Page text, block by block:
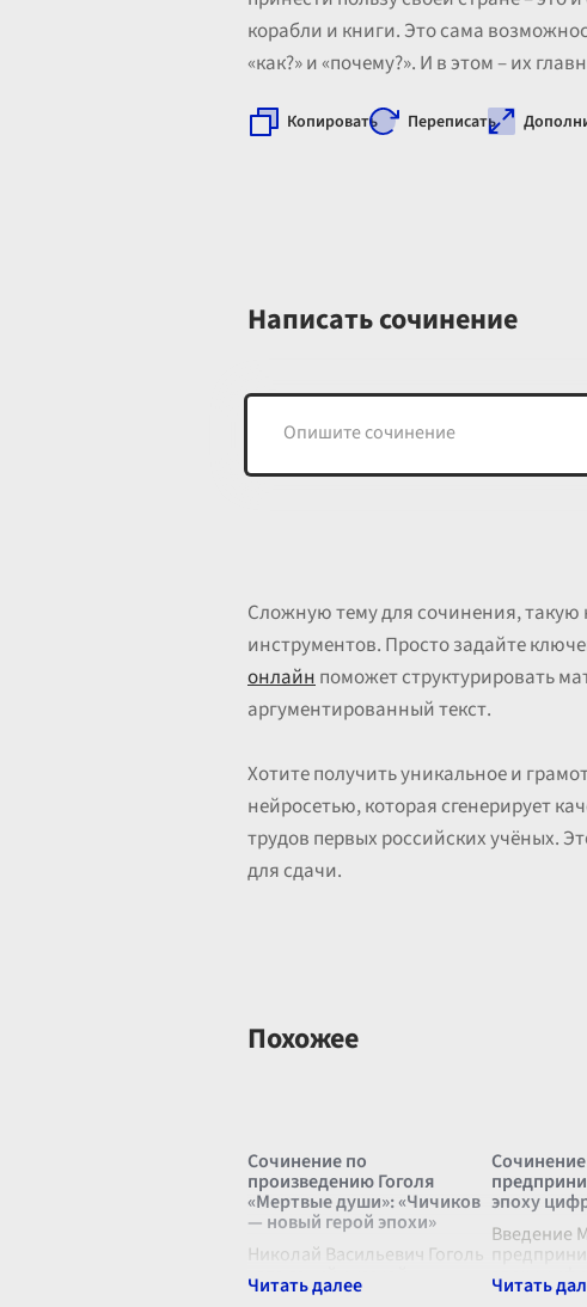
корабли и книги. Это сама
«как?» и «почему?». И в этом – их
Копировать Переписать
Написать сочинение
Сложную тему для сочинения, такую
инструментов. Просто задайте
онлайнпоможет структурировать
аргументированный текст.
Хотите получить уникальное и
нейросетью, которая сгенерирует
трудов первых российских учёных.
для сдачи.
Похожее
Сочинение по
произведению Гоголя
«Мертвые души»: «Чичиков
— новый герой эпохи»
Николай Васильевич Гоголь
- это гений русской
литературы, чьи
эпоху
Введение
эпоху